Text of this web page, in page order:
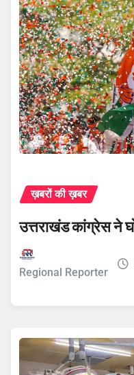
ख़बरों की ख़बर
उत्तराखंड कांग्रेस ने
Regional Reporter